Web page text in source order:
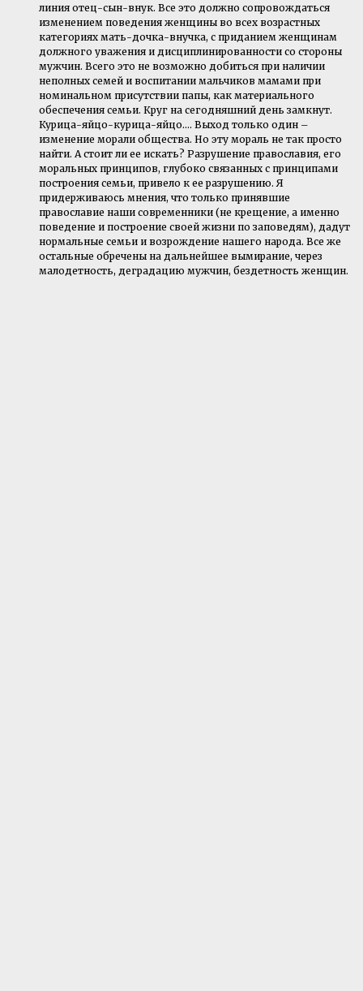
линия отец-сын-внук. Все это должно сопровождаться
изменением поведения женщины во всех возрастных
категориях мать-дочка-внучка, с приданием женщинам
должного уважения и дисциплинированности со стороны
мужчин. Всего это не возможно добиться при наличии
неполных семей и воспитании мальчиков мамами при
номинальном присутствии папы, как материального
обеспечения семьи. Круг на сегодняшний день замкнут.
Курица-яйцо-курица-яйцо…. Выход только один –
изменение морали общества. Но эту мораль не так просто
найти. А стоит ли ее искать? Разрушение православия, его
моральных принципов, глубоко связанных с принципами
построения семьи, привело к ее разрушению. Я
придерживаюсь мнения, что только принявшие
православие наши современники (не крещение, а именно
поведение и построение своей жизни по заповедям), дадут
нормальные семьи и возрождение нашего народа. Все же
остальные обречены на дальнейшее вымирание, через
малодетность, деградацию мужчин, бездетность женщин.